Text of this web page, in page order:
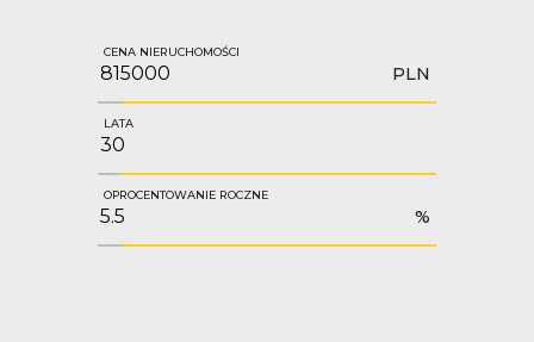
CENA NIERUCHOMOŚCI
PLN
LATA
OPROCENTOWANIE ROCZNE
%